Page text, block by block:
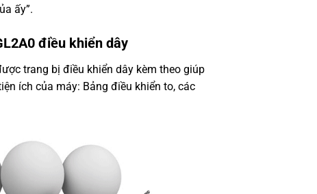
ấy”.
điều khiển dây
trang bị điều khiển dây kèm theo giúp
ích của máy: Bảng điều khiển to, các